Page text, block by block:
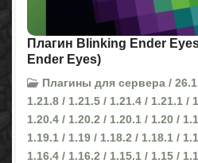
Плагин Blinking Ender
Ender Eyes)
Плагины для сервера / 26.1
1.21.8 / 1.21.5 / 1.21.4 / 1.21.1 /
1.20.4 / 1.20.2 / 1.20.1 / 1.20 /
1.19.1 / 1.19 / 1.18.2 / 1.18.1 /
1.16.4 / 1.16.2 / 1.15.1 / 1.15 /